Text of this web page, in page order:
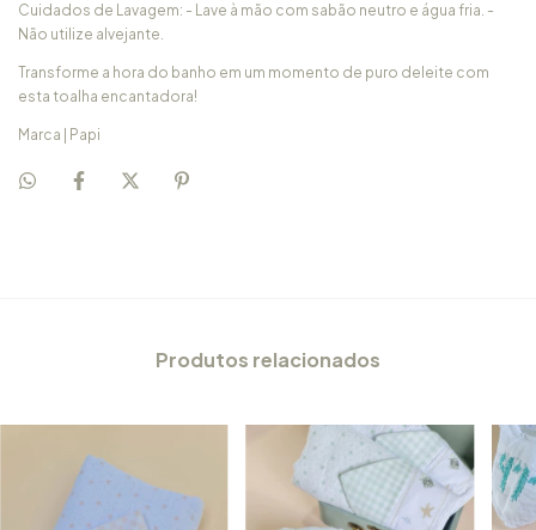
Cuidados de Lavagem: - Lave à mão com sabão neutro e água fria. -
Não utilize alvejante.
Transforme a hora do banho em um momento de puro deleite com
esta toalha encantadora!
Marca | Papi
Produtos relacionados